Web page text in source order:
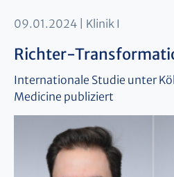
09.01.2024 Klinik I
Richter-
Internationale Studie unter
Medicine publiziert